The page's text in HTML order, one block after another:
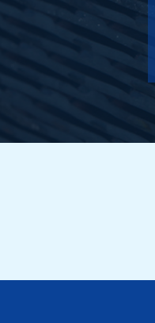
6060 T66 150x18x2 a 6 mtr
T66 50x20x2 a 6 mtr